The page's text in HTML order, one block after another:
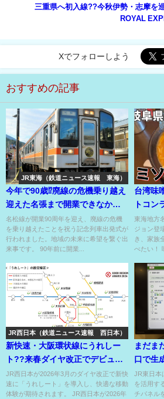
三重県へ初入線??今秋伊勢・志摩を
ROYAL
Xでフォローしよう
おすすめの記事
JR東海（鉄道ニュース速報 東海）
今年で90歳⁉廃線の危機乗り越え
迎えた名張まで開業できなかっ
た長い歴史⁉
名松線が開業90周年を迎え、廃線の危機
を乗り越えたことを祝う記念列車出発式が
行われました。地域の未来に希望を繋ぐ出
来事です。 90年前に開業...
台湾味
トコン
ボ??ご
東海地方
ジョン登
き、家族
べたい！
JR西日本（鉄道ニュース速報 西日本）
新快速・大阪環状線にうれしー
ト??来春ダイヤ改正でデビュ
ー！気になるAシートの増備計
画⁉
JR西日本が2026年3月のダイヤ改正で新快
速に「うれしート」を導入し、快適な移動
体験が期待されます。 JR西日本が2026年
まだま
口で生
本格導
JR東日本
を活用す
チパネル